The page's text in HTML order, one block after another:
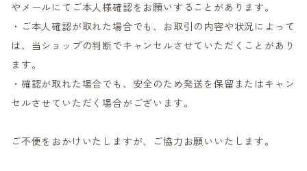
やメールにてご本人様確認をお願いすることがあります。
・ご本人確認が取れた場合でも、お取引の内容や状況によって
は、当ショップの判断でキャンセルさせていただくことがあり
ます。
・確認が取れた場合でも、安全のため発送を保留またはキャン
セルさせていただく場合がございます。
ご不便をおかけいたしますが、ご協力お願いいたします。